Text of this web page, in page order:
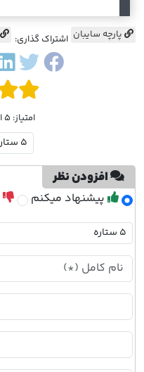
پارچه سایبان اشتراک گذاری:
امتیاز: 5 از 5. مجموع 1 رای
افزودن نظر
پیشنهاد میکنم